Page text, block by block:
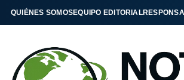
QUIÉNES SOMOSEQUIPO EDITORIAL